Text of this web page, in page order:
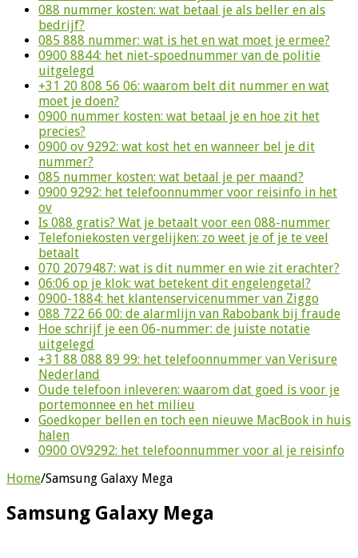
088 nummer kosten: wat betaal je als beller en als
bedrijf?
085 888 nummer: wat is het en wat moet je ermee?
0900 8844: het niet-spoednummer van de politie
uitgelegd
+31 20 808 56 06: waarom belt dit nummer en wat
moet je doen?
0900 nummer kosten: wat betaal je en hoe zit het
precies?
0900 ov 9292: wat kost het en wanneer bel je dit
nummer?
085 nummer kosten: wat betaal je per maand?
0900 9292: het telefoonnummer voor reisinfo in het
ov
Is 088 gratis? Wat je betaalt voor een 088-nummer
Telefoniekosten vergelijken: zo weet je of je te veel
betaalt
070 2079487: wat is dit nummer en wie zit erachter?
06:06 op je klok: wat betekent dit engelengetal?
0900-1884: het klantenservicenummer van Ziggo
088 722 66 00: de alarmlijn van Rabobank bij fraude
Hoe schrijf je een 06-nummer: de juiste notatie
uitgelegd
+31 88 088 89 99: het telefoonnummer van Verisure
Nederland
Oude telefoon inleveren: waarom dat goed is voor je
portemonnee en het milieu
Goedkoper bellen en toch een nieuwe MacBook in huis
halen
0900 OV9292: het telefoonnummer voor al je reisinfo
Home/Samsung Galaxy Mega
Samsung Galaxy Mega